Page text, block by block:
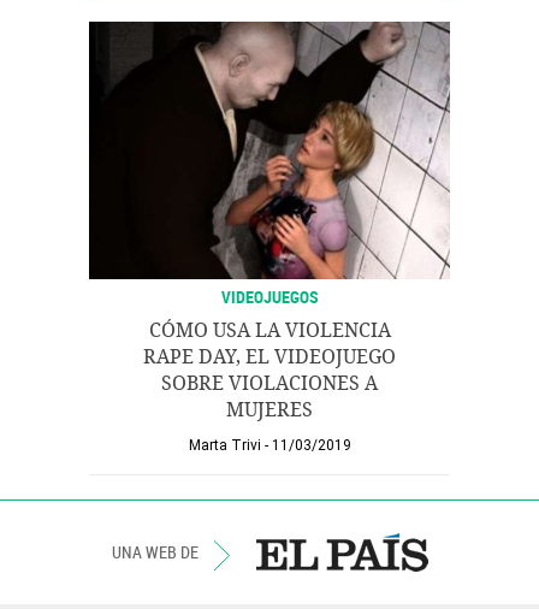
VIDEOJUEGOS
CÓMO USA LA VIOLENCIA
RAPE DAY, EL VIDEOJUEGO
SOBRE VIOLACIONES A
MUJERES
Marta Trivi 11/03/2019
UNA WEB DE